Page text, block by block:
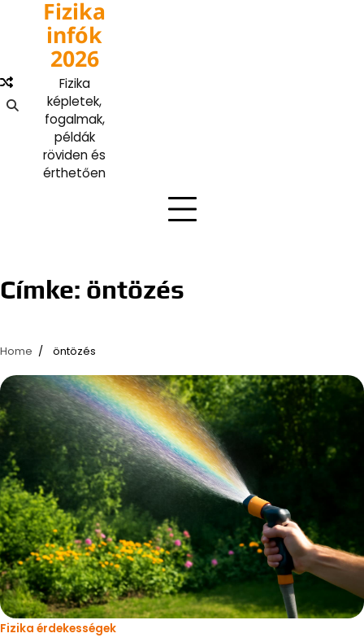
content
Fizika
infók
2026
Fizika
képletek,
fogalmak,
példák
röviden és
érthetően
Címke: öntözés
Home öntözés
Fizika érdekességek